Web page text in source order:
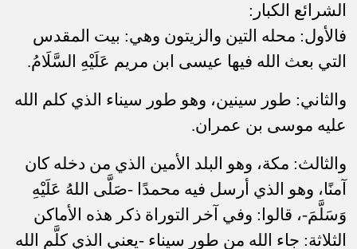
الشرائع الكبار :
فالأول: محله التين والزيتون وهي: بيت المقدس
التي بعث الله فيها عيسى ابن مريم عَلَيْهِ السَّلَامُ.
والثاني: طور سينين، وهو طور سيناء الذي كلم الله
عليه موسى بن عمران.
والثالث: مكة، وهو البلد الأمين الذي من دخله كان
آمنًا، وهو الذي أرسل فيه محمدًا -صَلَّى اللهُ عَلَيْهِ
وَسَلَّمَ-، قالوا: وفي آخر التوراة ذكر هذه الأماكن
الثلاثة: جاء الله من طور سيناء -يعني الذي كلَّم الله